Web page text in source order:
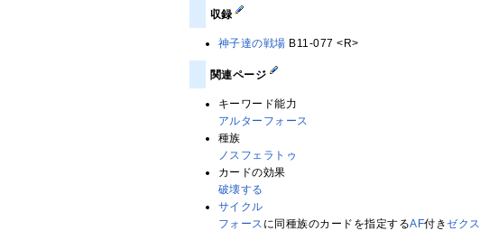
収録
神子達の戦場 B11-077 <R>
関連ページ
キーワード能力
アルターフォース
種族
ノスフェラトゥ
カードの効果
破壊する
サイクル
フォース に同種族のカードを指定するAF付きゼクス